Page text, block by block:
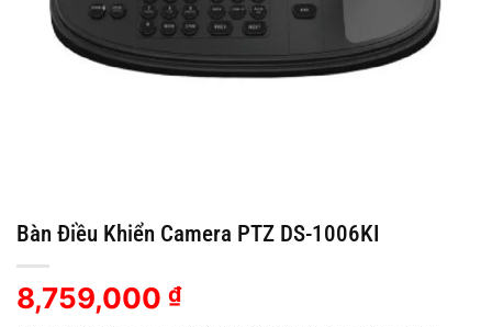
Bàn Điều Khiển Camera PTZ DS-1006KI
8,759,000 ₫